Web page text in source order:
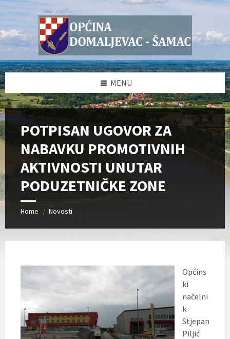
Skip
to
Skip
to
sidebar
Skip
to
sidebar
Skip
to
MENU
POTPISAN UGOVOR ZA
NABAVKU PROMOTIVNIH
AKTIVNOSTI UNUTAR
PODUZETNIČKE ZONE
Home / Novosti
Općins
ki
načelni
k
Stjepan
Piljić